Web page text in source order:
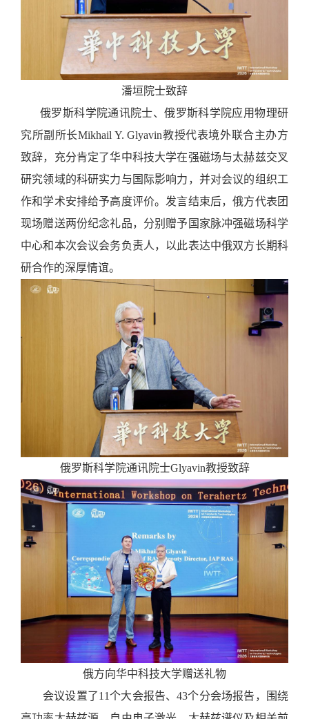
潘垣院士致辞
俄罗斯科学院通讯院士、俄罗斯科学院应用物理研
究所副所长Mikhail Y. Glyavin教授代表境外联合主办方
致辞，充分肯定了华中科技大学在强磁场与太赫兹交叉
研究领域的科研实力与国际影响力，并对会议的组织工
作和学术安排给予高度评价。发言结束后，俄方代表团
现场赠送两份纪念礼品，分别赠予国家脉冲强磁场科学
中心和本次会议会务负责人，以此表达中俄双方长期科
研合作的深厚情谊。
俄罗斯科学院通讯院士Glyavin教授致辞
俄方向华中科技大学赠送礼物
会议设置了11个大会报告、43个分会场报告，围绕